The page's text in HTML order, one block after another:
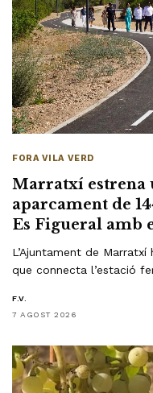
FORA VILA VERD
Marratxí estrena
aparcament de
Es Figueral amb
L’Ajuntament de
que connecta l’estació
F.V.
7 AGOST 2026